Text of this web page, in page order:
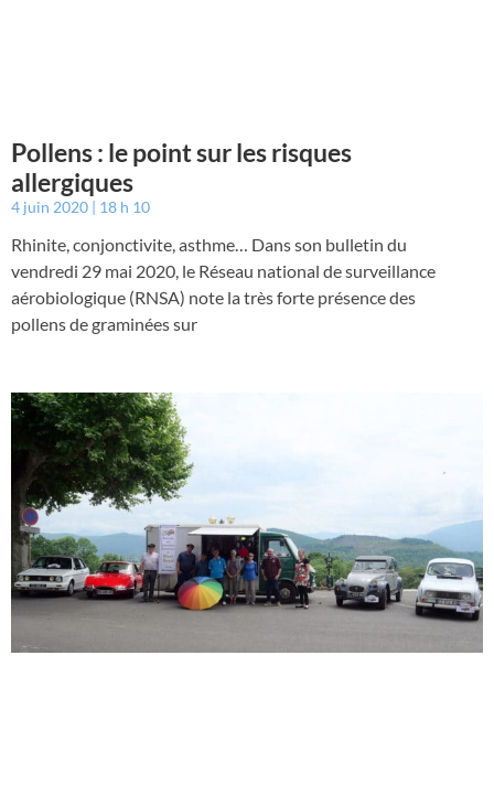
Pollens : le point sur les risques
allergiques
4 juin 2020 18 h 10
Rhinite, conjonctivite, asthme… Dans son bulletin du
vendredi 29 mai 2020, le Réseau national de surveillance
aérobiologique (RNSA) note la très forte présence des
pollens de graminées sur